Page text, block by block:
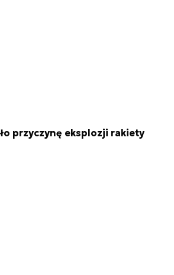
przyczynę eksplozji rakiety